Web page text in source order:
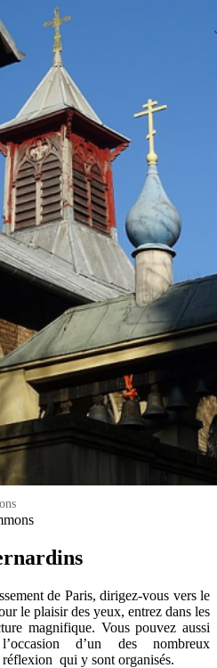
de Paris, dirigez-vous vers le
le plaisir des yeux, entrez dans les
magnifique. Vous pouvez aussi
d’un des nombreux
réflexion qui y sont organisés.